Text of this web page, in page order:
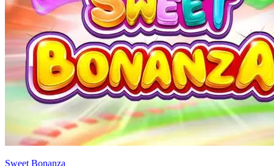
Sweet Bonanza